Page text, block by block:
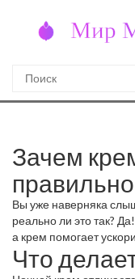
Зачем
Вы уже наверняка
реально ли это так?
а крем помогает
стоит включить
Что